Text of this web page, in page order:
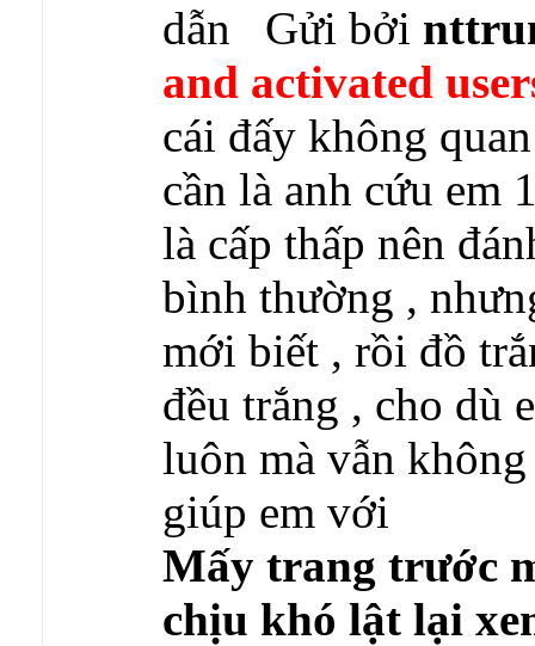
Gửi bởi
and activated
cái đấy không
cần là anh cứu em
là cấp thấp nên
bình thường ,
mới biết , rồi đồ
đều trắng , cho dù
luôn mà vẫn
giúp em với
Mấy trang trước
chịu khó lật lại